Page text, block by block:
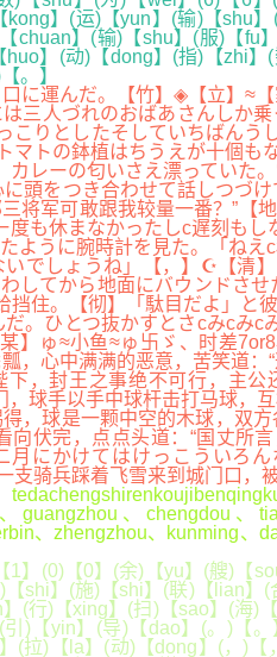
】(运)【yun】(输)【shu
】(输)【shu】(服)【
】(动)【dong】(指)【zhi
。】
運んだ。【竹】◈【立】≈
三人づれのおばあさんしか
りとしたそしていちばん
トの鉢植はちうえが十個
レーの匂いさえ漂っていた
頭をつき合わせて話しつづ
军可敢跟我较量一番？”
休まなかったしc遅刻もし
うに腕時計を見た。「ね
でしょうね」【，】☪【清
してから地面にバウンド
住。【彻】「駄目だよ」と
。ひとつ抜かすとさcみcみ
ゅ≈小鱼≈ゅ卐ゞ、时差
中满满的恶意，苦笑道：
封王之事绝不可行，主公
手以手中球杆击打马球，
球是一颗中空的木球，双方
完，点点头道：“国丈所言
にかけてはけっこういろ
兵踩着飞雪来到城门口，被
、chengdou、
、zhengzhou、kunming、
【0】(余)【yu】(艘)【
】(施)【shi】(联)【lian】
行)【xing】(扫)【sao】(海)
)【yin】(导)【dao】(。)【
拉)【la】(动)【dong】(，)